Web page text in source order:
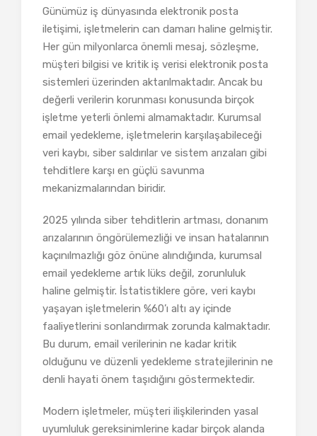
Günümüz iş dünyasında elektronik posta
iletişimi, işletmelerin can damarı haline gelmiştir.
Her gün milyonlarca önemli mesaj, sözleşme,
müşteri bilgisi ve kritik iş verisi elektronik posta
sistemleri üzerinden aktarılmaktadır. Ancak bu
değerli verilerin korunması konusunda birçok
işletme yeterli önlemi almamaktadır. Kurumsal
email yedekleme, işletmelerin karşılaşabileceği
veri kaybı, siber saldırılar ve sistem arızaları gibi
tehditlere karşı en güçlü savunma
mekanizmalarından biridir.
2025 yılında siber tehditlerin artması, donanım
arızalarının öngörülemezliği ve insan hatalarının
kaçınılmazlığı göz önüne alındığında, kurumsal
email yedekleme artık lüks değil, zorunluluk
haline gelmiştir. İstatistiklere göre, veri kaybı
yaşayan işletmelerin %60’ı altı ay içinde
faaliyetlerini sonlandırmak zorunda kalmaktadır.
Bu durum, email verilerinin ne kadar kritik
olduğunu ve düzenli yedekleme stratejilerinin ne
denli hayati önem taşıdığını göstermektedir.
Modern işletmeler, müşteri ilişkilerinden yasal
uyumluluk gereksinimlerine kadar birçok alanda